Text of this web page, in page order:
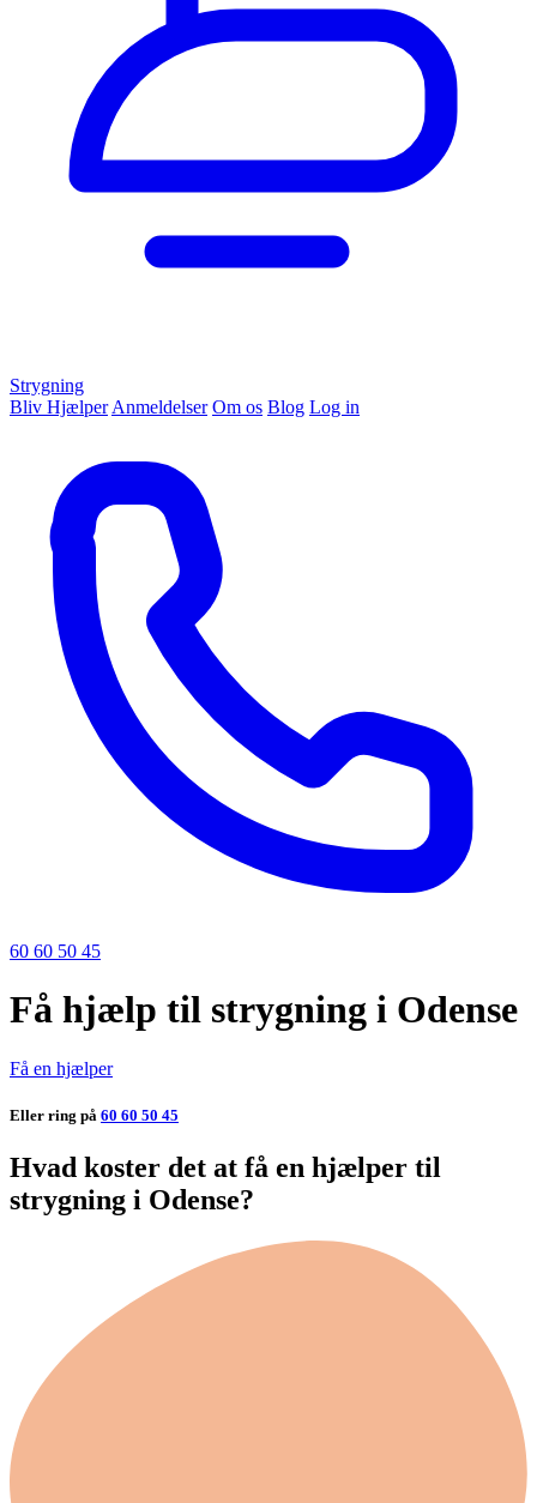
Strygning
Bliv Hjælper Anmeldelser Om os Blog Log in
60 60 50 45
Få hjælp til strygning i Odense
Få en hjælper
Eller ring på 60 60 50 45
Hvad koster det at få en hjælper til
strygning i Odense?